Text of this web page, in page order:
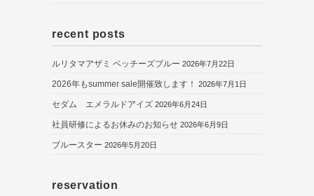
recent posts
ルリタマアザミ ベッチーズブルー 2026年7月22日
2026年もsummer sale開催致します！ 2026年7月1日
セダム エメラルドアイズ 2026年6月24日
社員研修によるお休みのお知らせ 2026年6月9日
ブルースター 2026年5月20日
reservation